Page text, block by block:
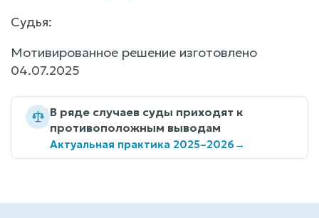
Судья:
Мотивированное решение изготовлено
04.07.2025
В ряде случаев суды приходят к
противоположным выводам
Актуальная практика 2025–2026→